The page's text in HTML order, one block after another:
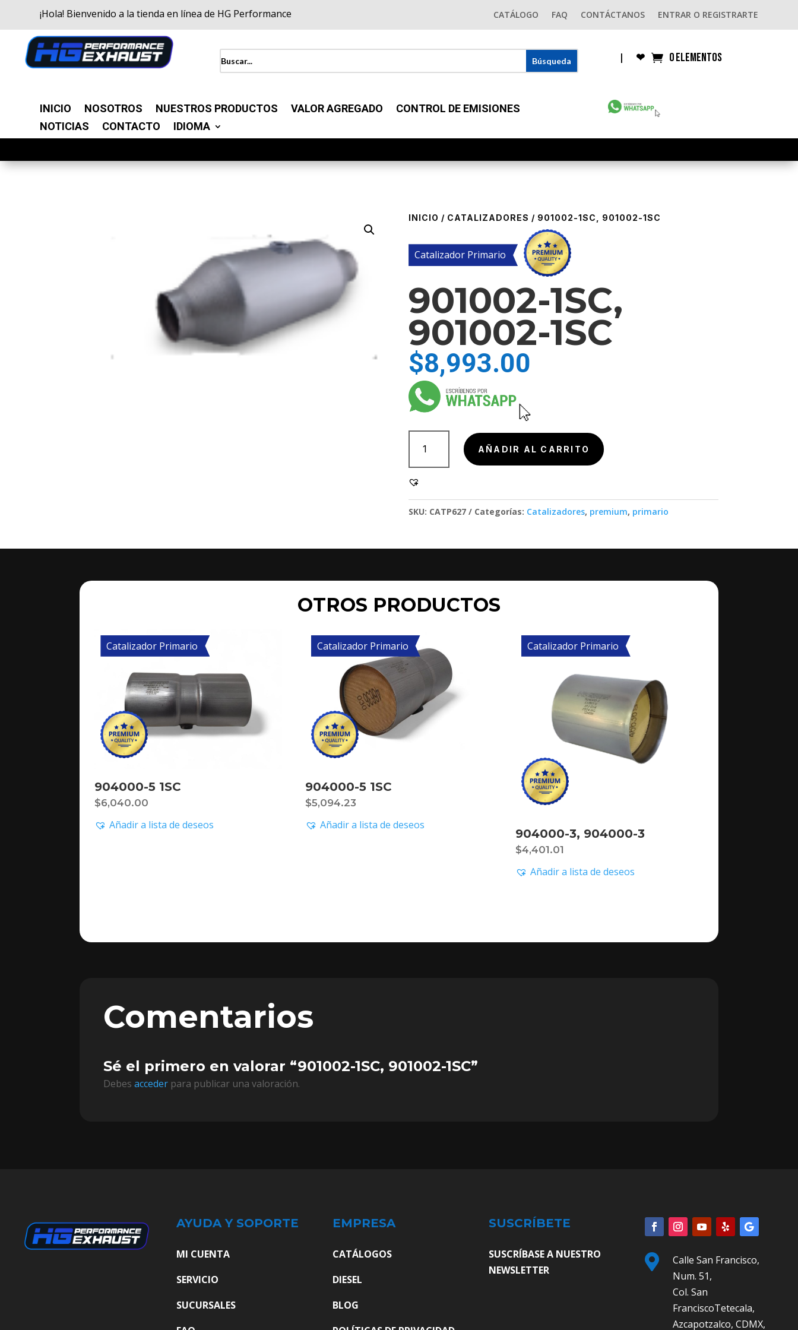
¡Hola! Bienvenido a la tienda en línea de HG Performance CATÁLOGO FAQ CONTÁCTANOS ENTRAR O REGISTRARTE
| ❤︎ 0 elementos
INICIO NOSOTROS NUESTROS PRODUCTOS VALOR AGREGADO
CONTROL DE EMISIONES
NOTICIAS
CONTACTO IDIOMA
INICIO / CATALIZADORES / 901002-1SC, 901002-1SC
Catalizador Primario
901002-1SC,
901002-1SC
$8,993.00
901002-
1SC,
901002-
1SC
cantidad
AÑADIR AL CARRITO
SKU: CATP627 Categorías: Catalizadores, premium, primario
OTROS PRODUCTOS
Catalizador Primario
904000-5 1SC
$6,040.00
Añadir a lista de deseos
Catalizador Primario
904000-5 1SC
$5,094.23
Añadir a lista de deseos
Catalizador Primario
904000-3, 904000-3
$4,401.01
Añadir a lista de deseos
Comentarios
Sé el primero en valorar “901002-1SC, 901002-1SC”
Debesacceder para publicar una valoración.
AYUDA Y SOPORTE
MI CUENTA
SERVICIO
SUCURSALES
EMPRESA
CATÁLOGOS
DIESEL
BLOG
SUSCRÍBETE
SUSCRÍBASE A NUESTRO
NEWSLETTER

Calle San Francisco,
Num. 51,
Col. San
FranciscoTetecala,
Azcapotzalco, CDMX,